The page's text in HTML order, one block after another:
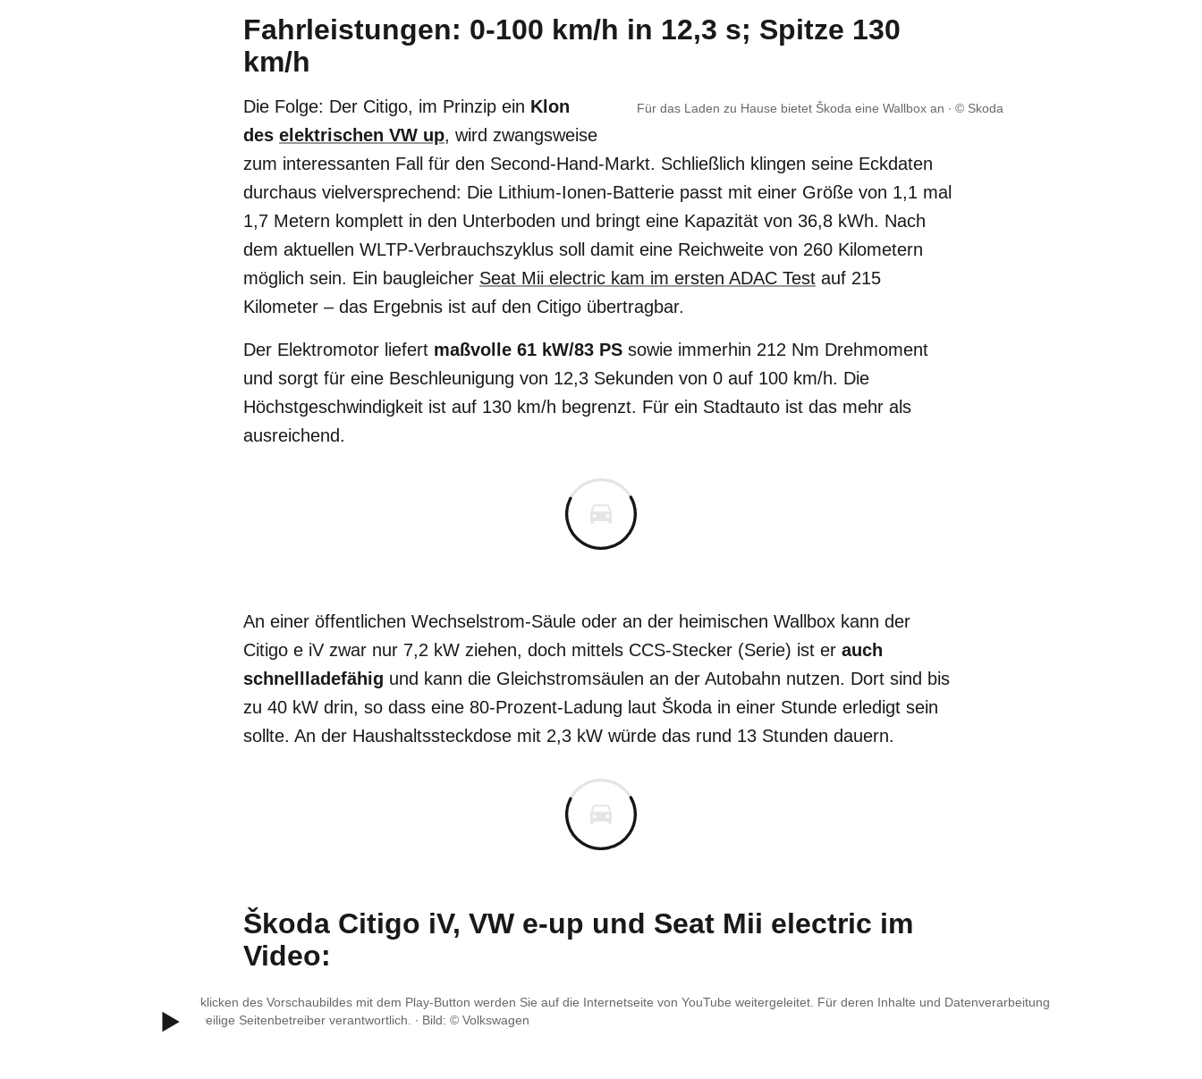
Fahrleistungen: 0-100 km/h in 12,3 s; Spitze 130
km/h
Für das Laden zu Hause bietet Škoda eine Wallbox an © Skoda
Die Folge: Der Citigo, im Prinzip ein Klon
des elektrischen VW up, wird zwangsweise
zum interessanten Fall für den Second-Hand-Markt. Schließlich klingen seine Eckdaten
durchaus vielversprechend: Die Lithium-Ionen-Batterie passt mit einer Größe von 1,1 mal
1,7 Metern komplett in den Unterboden und bringt eine Kapazität von 36,8 kWh. Nach
dem aktuellen WLTP-Verbrauchszyklus soll damit eine Reichweite von 260 Kilometern
möglich sein. Ein baugleicher Seat Mii electric kam im ersten ADAC Test auf 215
Kilometer – das Ergebnis ist auf den Citigo übertragbar.
Der Elektromotor liefert maßvolle 61 kW/83 PS sowie immerhin 212 Nm Drehmoment
und sorgt für eine Beschleunigung von 12,3 Sekunden von 0 auf 100 km/h. Die
Höchstgeschwindigkeit ist auf 130 km/h begrenzt. Für ein Stadtauto ist das mehr als
ausreichend.
An einer öffentlichen Wechselstrom-Säule oder an der heimischen Wallbox kann der
Citigo e iV zwar nur 7,2 kW ziehen, doch mittels CCS-Stecker (Serie) ist er auch
schnellladefähig und kann die Gleichstromsäulen an der Autobahn nutzen. Dort sind bis
zu 40 kW drin, so dass eine 80-Prozent-Ladung laut Škoda in einer Stunde erledigt sein
sollte. An der Haushaltssteckdose mit 2,3 kW würde das rund 13 Stunden dauern.
Škoda Citigo iV, VW e-up und Seat Mii electric im
Video:
Durch Anklicken des Vorschaubildes mit dem Play-Button werden Sie auf die Internetseite von YouTube weitergeleitet. Für deren Inhalte und Datenverarbeitung
ist der jeweilige Seitenbetreiber verantwortlich. ∙ Bild: © Volkswagen